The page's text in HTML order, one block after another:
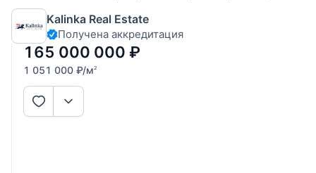
двухуровневый пентхаус с новой отделкой, высотой
потолка 6 метров и камином. В отделке использованы
самые современные материалы. Планировка узаконена.
Квартира также оснащена системой умный дом. Кухня
Kalinka Real Estate
Получена аккредитация
165 000 000 ₽
1 051 000 ₽/м2